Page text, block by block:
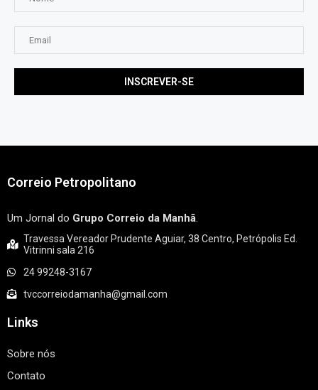
Correio Petropolitano
Um Jornal do Grupo Correio da Manhã.
Travessa Vereador Prudente Aguiar, 38 Centro, Petrópolis Ed.
Vitrinni sala 216
24 99248-3167
tvccorreiodamanha@gmail.com
Links
Sobre nós
Contato